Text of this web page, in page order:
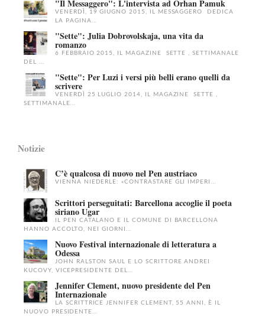
"Il Messaggero": L'intervista ad Orhan Pamuk
VENERDÌ, 19 GIUGNO 2015, IL MESSAGGERO DEDICA
LA PAGINA...
"Sette": Julia Dobrovolskaja, una vita da
romanzo
6 FEBBRAIO 2015, IL MAGAZINE SETTE , SETTIMANALE
DEL ...
"Sette": Per Luzi i versi più belli erano quelli da
scrivere
VENERDÌ 25 LUGLIO 2014, IL MAGAZINE SETTE ,
SETTIMANALE...
Notizie
C’è qualcosa di nuovo nel Pen austriaco
VIENNA NIEDERLE: «CONTRASTARE GLI IMPERI...
Scrittori perseguitati: Barcellona accoglie il poeta
siriano Ugar
IL PEN CATALANO E IL COMUNE DI BARCELLONA
HANNO ACCOLTO, NEI GIORNI...
Nuovo Festival internazionale di letteratura a
Odessa
JOHN RALSTON SAUL E LO SCRITTORE ANDREI
KUCOVY, VICEPRESIDENTE DEL...
Jennifer Clement, nuovo presidente del Pen
Internazionale
LA SCRITTRICE JENNIFER CLEMENT, 55 ANNI, È IL
NUOVO PRESIDENTE...